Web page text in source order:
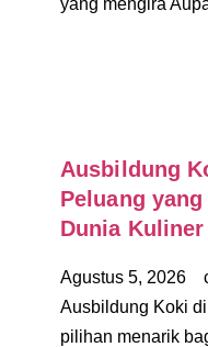
yang mengira
Ausbildung
Peluang
Dunia Kuliner
Agustus 5, 2026
Ausbildung Koki
pilihan menarik